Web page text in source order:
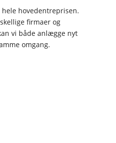
hovedentreprisen.
firmaer og
vi både anlægge nyt
omgang.